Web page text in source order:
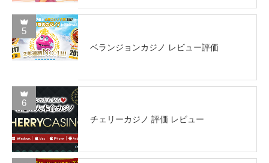
5
ベランジョンカジノ レビュー評価
6
チェリーカジノ 評価 レビュー